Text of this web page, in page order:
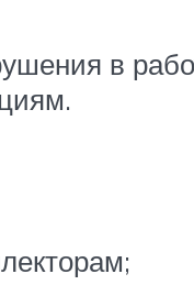
в